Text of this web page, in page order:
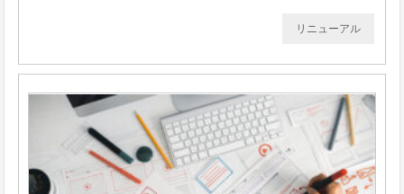
リニューアル